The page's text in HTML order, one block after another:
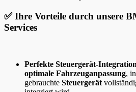
✅ Ihre Vorteile durch unsere
Services
Perfekte Steuergerät-
optimale Fahrzeuganpassung,
gebrauchte Steuergerät